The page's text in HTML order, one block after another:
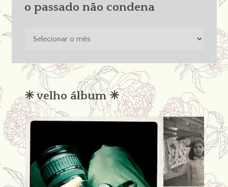
o passado não condena
condena
✳︎ velho álbum ✳︎